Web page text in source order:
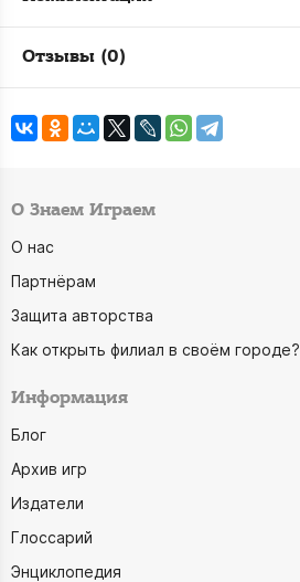
Отзывы (0)
О Знаем Играем
О нас
Партнёрам
Защита авторства
Как открыть филиал в своём городе?
Информация
Блог
Архив игр
Издатели
Глоссарий
Энциклопедия